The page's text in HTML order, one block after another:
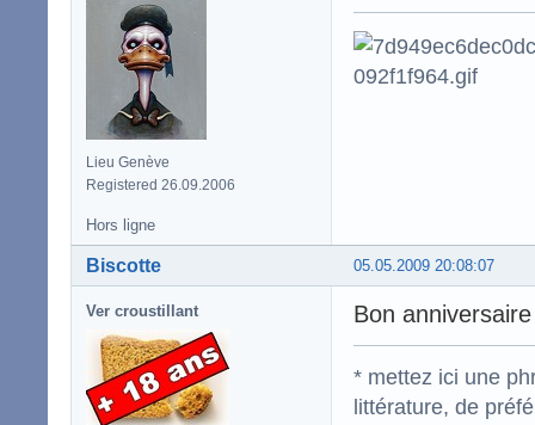
Lieu Genève
Registered 26.09.2006
Hors ligne
05.05.2009 20:08:07
Biscotte
Ver croustillant Bon
* mettez ici une
littérature, de